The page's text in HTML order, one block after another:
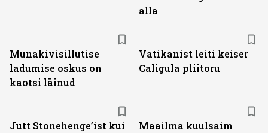
alla
Munakivisillutise
ladumise oskus on
kaotsi läinud
Vatikanist leiti keiser
Caligula pliitoru
Jutt Stonehenge’ist kui
Maailma kuulsaim